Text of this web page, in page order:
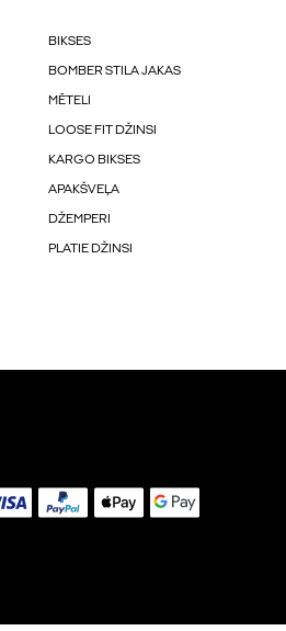
BIKSES
BOMBER STILA JAKAS
MĒTELI
LOOSE FIT DŽINSI
KARGO BIKSES
APAKŠVEĻA
DŽEMPERI
PLATIE DŽINSI